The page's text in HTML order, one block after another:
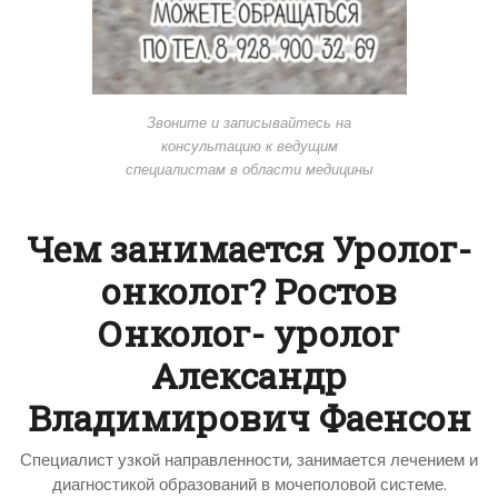
Звоните и записывайтесь на
консультацию к ведущим
специалистам в области медицины
Чем занимается Уролог-
онколог? Ростов
Онколог- уролог
Александр
Владимирович Фаенсон
Специалист узкой направленности, занимается лечением и
диагностикой образований в мочеполовой системе.